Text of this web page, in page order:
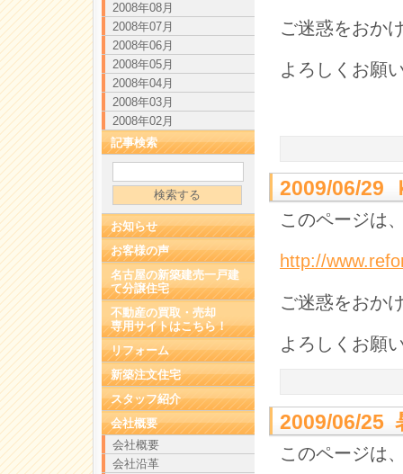
ご迷惑をおか
よろしくお願
2009/06/29
このページは
http://
ご迷惑をおか
よろしくお願
2009/06/25
このページは
2008年08月
2008年07月
2008年06月
2008年05月
2008年04月
2008年03月
2008年02月
記事検索
お知らせ
お客様の声
名古屋の新築建売一戸建
て分譲住宅
不動産の買取・売却
専用サイトはこちら！
リフォーム
新築注文住宅
スタッフ紹介
会社概要
会社概要
会社沿革